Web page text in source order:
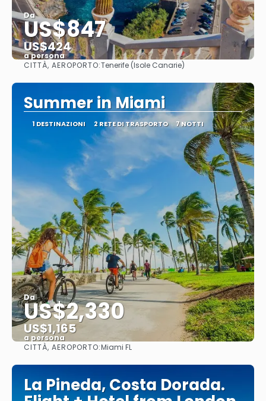
Da
US$847
US$424
a persona
Vedere
CITTÀ, AEROPORTO:Tenerife (Isole Canarie)
Summer in Miami
1 DESTINAZIONI 2 RETE DI TRASPORTO 7 NOTTI
Da
US$2,330
US$1,165
a persona
Vedere
CITTÀ, AEROPORTO:Miami FL
La Pineda, Costa Dorada.